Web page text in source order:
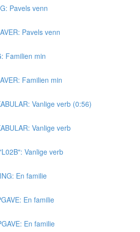
Pavels venn
Pavels venn
Familien min
Familien min
Vanlige verb (0:56)
Vanlige verb
Vanlige verb
En familie
En familie
En familie